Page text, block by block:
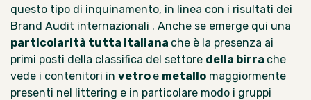
questo tipo di inquinamento, in linea con i risultati dei
Brand Audit internazionali . Anche se emerge qui una
particolarità tutta italiana che è la presenza ai
primi posti della classifica del settore della birra che
vede i contenitori in vetro e metallo maggiormente
presenti nel littering e in particolare modo i gruppi